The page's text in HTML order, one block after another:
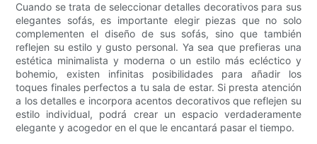
Cuando se trata de seleccionar detalles decorativos para sus
elegantes sofás, es importante elegir piezas que no solo
complementen el diseño de sus sofás, sino que también
reflejen su estilo y gusto personal. Ya sea que prefieras una
estética minimalista y moderna o un estilo más ecléctico y
bohemio, existen infinitas posibilidades para añadir los
toques finales perfectos a tu sala de estar. Si presta atención
a los detalles e incorpora acentos decorativos que reflejen su
estilo individual, podrá crear un espacio verdaderamente
elegante y acogedor en el que le encantará pasar el tiempo.